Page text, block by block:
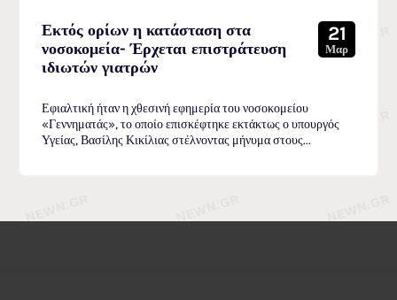
Εκτός ορίων η κατάσταση στα
νοσοκομεία- Έρχεται επιστράτευση
ιδιωτών γιατρών
21
Μαρ
Εφιαλτική ήταν η χθεσινή εφημερία του νοσοκομείου
«Γεννηματάς», το οποίο επισκέφτηκε εκτάκτως ο υπουργός
Υγείας, Βασίλης Κικίλιας στέλνοντας μήνυμα στους...